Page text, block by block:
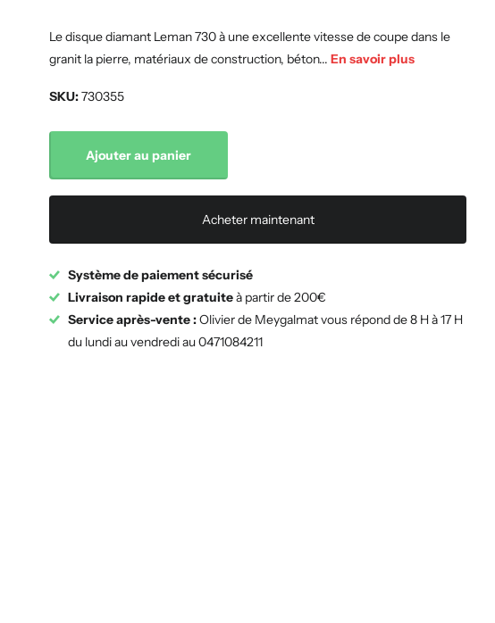
Le disque diamant Leman 730 à une excellente vitesse de coupe dans le
granit la pierre, matériaux de construction, béton... En savoir plus
SKU:730355
Ajouter au panier
Acheter maintenant
Système de paiement sécurisé
Livraison rapide et gratuiteà partir de 200€
Service après-vente :Olivier de Meygalmat vous répond de 8 H à 17 H
du lundi au vendredi au 0471084211